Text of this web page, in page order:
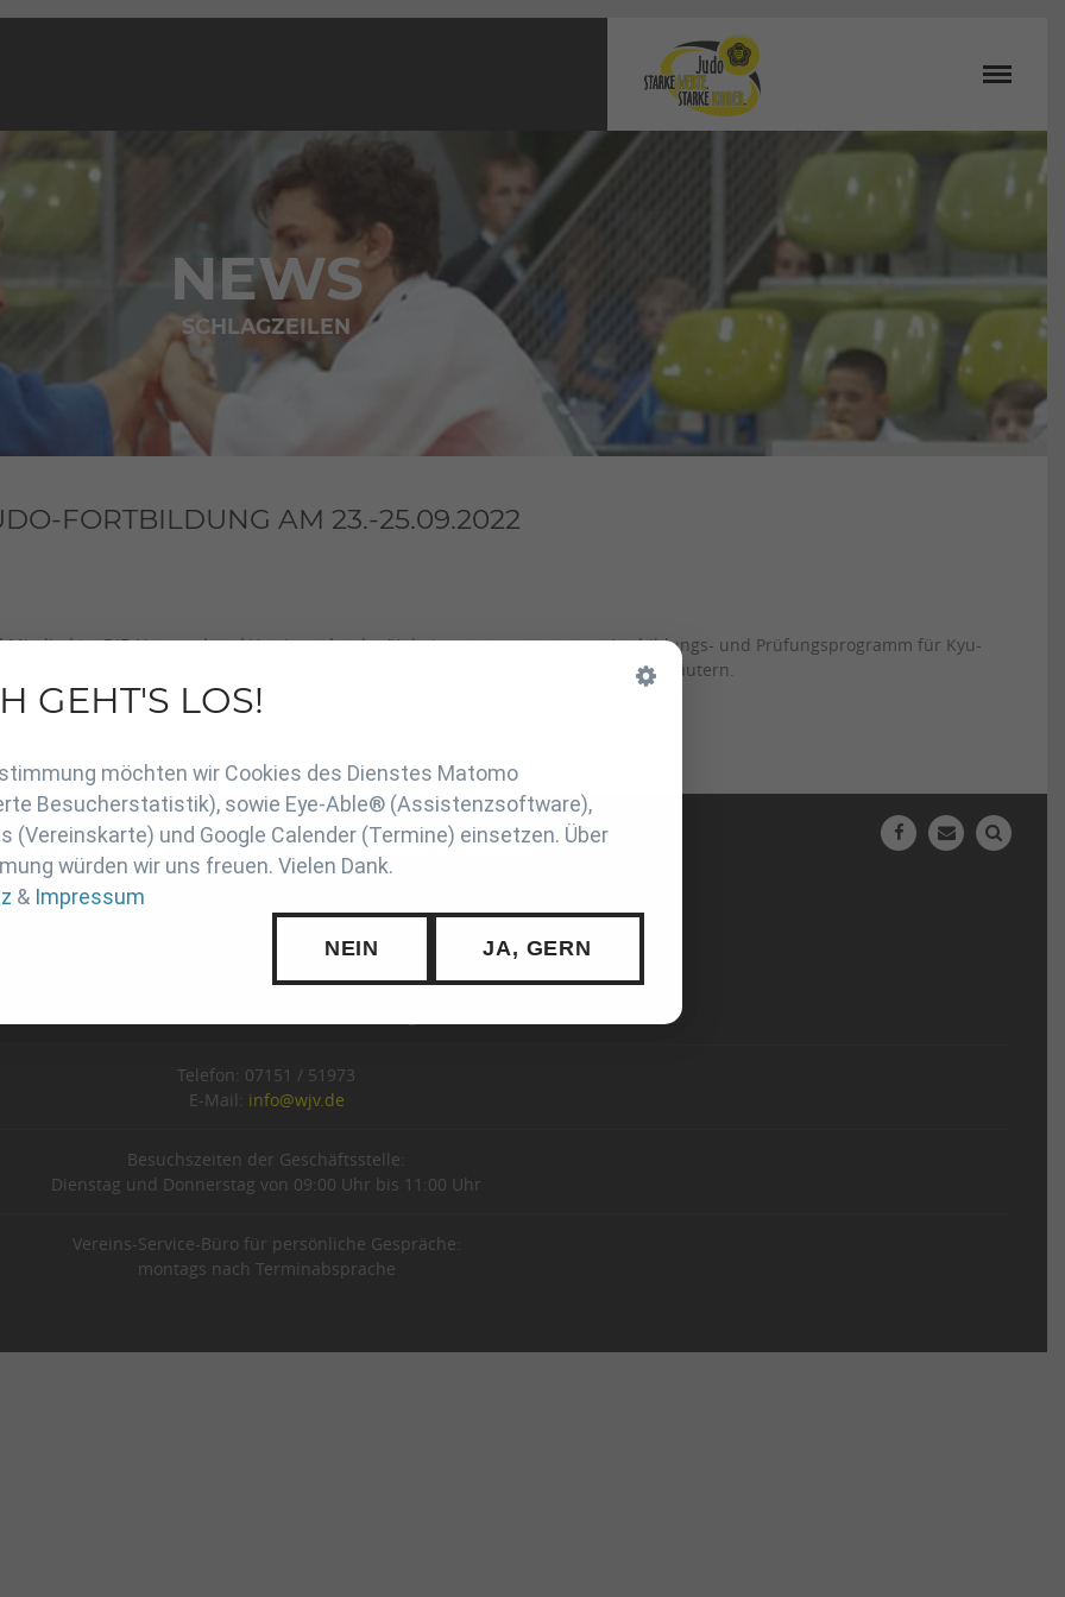
NEWS
SCHLAGZEILEN
FORTBILDUNG AM 23.-25.09.2022
im DJB-Vorstand und Vorsitzender der "Arbeitsgruppe zum neuen Ausbildungs- und Prüfungsprogramm für Kyu-
Fortbildung kommen und dort das neue Graduierungssystem vorstellen und erläutern.
findet Ihr
INTERN SUCHE COOKIE-EINSTELLUNGEN
Württembergischer Judo-Verband e.V.
Telefon: 07151 / 51973
E-Mail: info@wjv.de
Besuchszeiten der Geschäftsstelle:
Dienstag und Donnerstag von 09:00 Uhr bis 11:00 Uhr
Vereins-Service-Büro für persönliche Gespräche:
montags nach Terminabsprache
GEHT'S LOS!
möchten wir Cookies des Dienstes Matomo
Besucherstatistik), sowie Eye-Able® (Assistenzsoftware),
(Vereinskarte) und Google Calender (Termine) einsetzen. Über
würden wir uns freuen. Vielen Dank.
& Impressum
NEIN JA, GERN